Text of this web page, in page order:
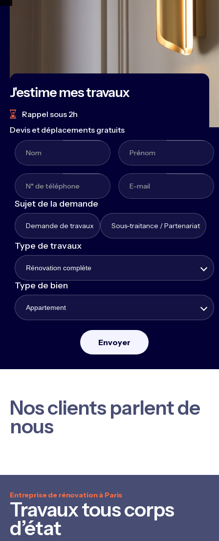
J'estime mes travaux
Rappel sous 2h
Devis et déplacements gratuits
Sujet de la demande
Demande de travaux Sous-traitance / Partenariat
Type de travaux
Rénovation complète
Type de bien
Appartement
Nos clients parlent de
nous
Entreprise de rénovation à Paris
Travaux tous corps
d’état